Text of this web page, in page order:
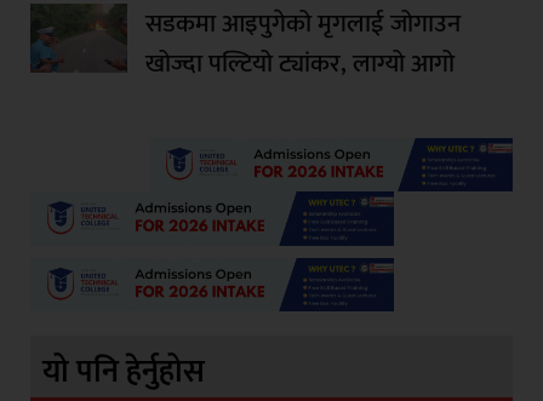
सडकमा आइपुगेको मृगलाई जोगाउन
खोज्दा पल्टियो ट्यांकर, लाग्यो आगो
यो पनि हेर्नुहोस